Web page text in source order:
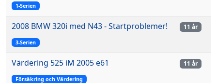
1-Serien
2008 BMW 320i med N43 - Startproblemer!
3-Serien
11 år
Värdering 525 iM 2005 e61
Försäkring och Värdering
11 år